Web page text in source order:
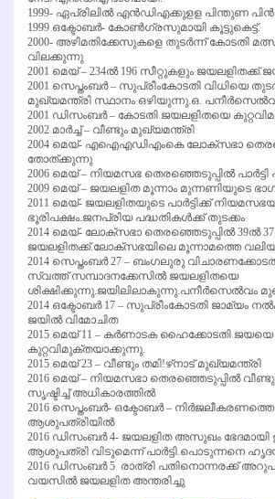
1999- ഏപ്രിലില്‍ എന്‍ഡിഎക്കുളള പിന്തുണ
1999 ഒക്ടോബര്‍- കോണ്‍ഗ്രസുമായി കൂട്ടുകെട്ട്.
2000- അഴിമതിക്കേസുകളെ തുടര്‍ന്ന് കോടതി
വിലക്കുന്നു
2001 മെയ് – 234ല്‍ 196 സീറ്റുകളും
2001 സെപ്തംബര്‍ – സുപ്രീംകോടതി വിധിയെ
മുഖ്യമന്ത്രി സ്ഥാനം ഒഴിയുന്നു.ഒ.
2001 ഡിസംബര്‍ – കോടതി ജയലളിതയെ
2002 മാര്‍ച്ച് – വീണ്ടും മുഖ്യമന്ത്രി
2004 മെയ്- എഐഎഡിഎംകെ ലോക്‌സഭാ
തോത്ക്കുന്നു
2006 മെയ് – നിയമസഭ തെരഞ്ഞെടുപ്പില്‍
2009 മെയ് – ജയലളിത മൂന്നാം മുന്നണിയുടെ
2011 മെയ്- ജയലളിതയുടെ പാര്‍ട്ടിക്ക്
ഭൂരിപക്ഷം.ജനപ്രിയ പദ്ധതികള്‍ക്ക് തുടക്കം
2014 മെയ്- ലോക്‌സഭാ തെരഞ്ഞെടുപ്പില്‍ 39ല്‍ 37
ജയലളിതക്ക്.ലോക്‌സഭയിലെ മൂന്നാമത്തെ വലിയ
2014 സെപ്തംബര്‍ 27 – ബംഗലുരു
സ്വത്ത് സമ്പാദനക്കേസില്‍ ജയലളിതയെ
ശിക്ഷിക്കുന്നു.ജയിലിലാകുന്നു.പനീര്‍സെല്‍വം
2014 ഒക്ടോബര്‍ 17 – സുപ്രീംകോടതി ജാമ്യം
ജയില്‍ വിമോചിത
2015 മെയ് 11 – കര്‍ണാടക ഹൈക്കോടതി ജയയെ
കുറ്റവിമുക്തയാക്കുന്നു.
2015 മെയ് 23 – വീണ്ടും തമി!ഴ്‌നാട് മുഖ്യമന്ത്രി
2016 മെയ് – നിയമസഭാ തെരഞ്ഞെടുപ്പില്‍
സൃഷ്ടിച്ച് അധികാരത്തില്‍
2016 സെപ്തംബര്‍- ഒക്ടോബര്‍ –
ആശുപത്രിയില്‍
2016 ഡിസംബര്‍ 4- ജയലളിത അസുഖം
ആശുപത്രി വിടുമെന്ന് പാര്‍ട്ടി.പൊടുന്നനെ
2016 ഡിസംബര്‍ 5 രാത്രി പതിനൊന്നരക്ക്
വയസില്‍ ജയലളിത അന്തരിച്ചു